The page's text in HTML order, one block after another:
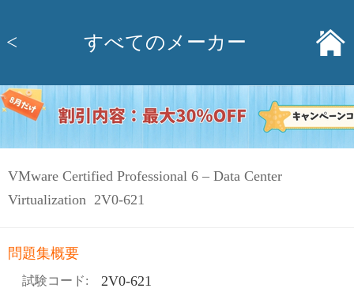
< すべてのメーカー
VMware Certified Professional 6 – Data Center
Virtualization 2V0-621
問題集概要
試験コード: 2V0-621